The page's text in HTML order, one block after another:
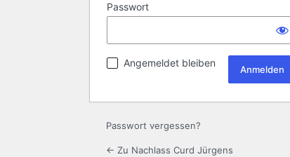
Passwort
Angemeldet bleiben
Passwort vergessen?
← Zu Nachlass Curd Jürgens